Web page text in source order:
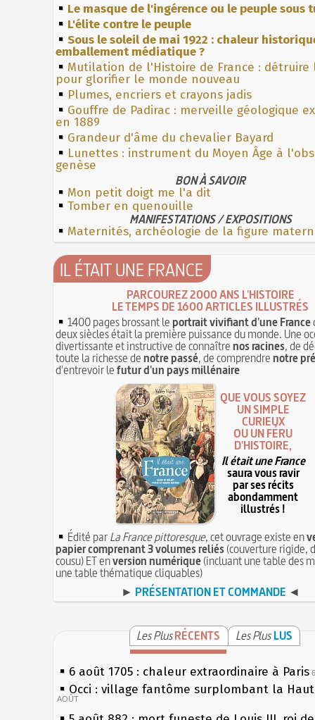
Le masque de l'ingérence ou le peuple sous
L'élite contre le peuple
Sous le soleil de mai 1922 : chaleur
emballement médiatique ?
Mutilation de l'Histoire de France : détruire
pour glorifier le monde nouveau
Plumes, encriers et crayons jadis
Gouffre de Padirac : merveille géologique
en 1889
Grandeur d'âme du chevalier Bayard
Lunettes : instrument du Moyen Âge à
genèse
BON À SAVOIR
Mon petit doigt me l'a dit
Tomber en quenouille
MANIFESTATIONS / EXPOSITIONS
Maternités, archéologie de la figure
IL ÉTAIT UNE FRANCE
PARCOUREZ 2000 ANS L'HISTOIRE
LE TEMPS DE 1600 ARTICLES ILLUSTRÉS
1400 pages brossant leportrait vivifiant d'une France
deux siècles était la première puissance du monde. Une
divertissante et instructive de connaîtrenos racines, de
toute la richesse denotre passé, de comprendrenotre
d'entrevoir lefutur d'un pays millénaire
QUE VOUS SOYEZ
UN SIMPLE
CURIEUX
OU UN FÉRU
D'HISTOIRE,
Il était une France
saura vous ravir
par ses récits
abondamment
illustrés !
Édité parLa France pittoresque, cet ouvrage existe en
papier comprenant 3 volumes reliés(couverture rigide,
cousu) ET enversion numérique(incluant une table des
une table thématique cliquables)
► PRÉSENTATION ET COMMANDE ◄
Les PlusRÉCENTS Les Plus LUS
6 août 1705 : chaleur extraordinaire à Paris
Occi : village fantôme surplombant la
AOÛT